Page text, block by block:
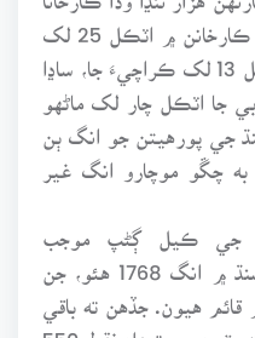
آهن. صنعتي حلقن موجب انهن ڪارخانن ۾ اٽڪل 25 لک
ماڻهو ڪم ڪن ٿا، جن مان اٽڪل 13 لک ڪراچيءَ جا، ساڍا
جا اٽڪل چار لک ماڻهو
جي پورهيتن جو انگ ٻن
چڱو موچارو انگ غير
صنعتن جي ڪيل ڳڻپ موجب
۾ قائم هيون. جڏهن ته باقي
سڄي سنڌ ۾ مينوفيڪچرنگ انڊسٽريز جو تعداد فقط 550